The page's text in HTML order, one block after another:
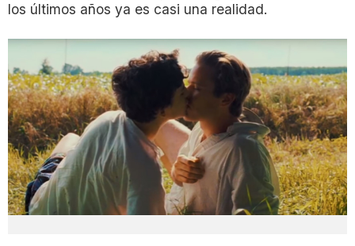
los últimos años ya es casi una realidad.